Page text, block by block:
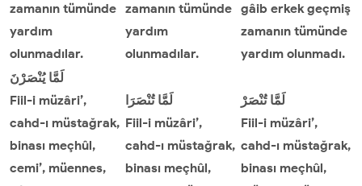
zamanın tümünde
yardım
olunmadılar.
zamanın tümünde
yardım
olunmadılar.
gâib erkek geçmiş
zamanın tümünde
yardım olunmadı.
لَمَّا يُنْصَرْنَ
Fiil-i müzâri’,
cahd-ı müstağrak,
binası meçhûl,
cemi’, müennes,
لَمَّا تُنْصَرَا
Fiil-i müzâri’,
cahd-ı müstağrak,
binası meçhûl,
لَمَّا تُنْصَرْ
Fiil-i müzâri’,
cahd-ı müstağrak,
binası meçhûl,